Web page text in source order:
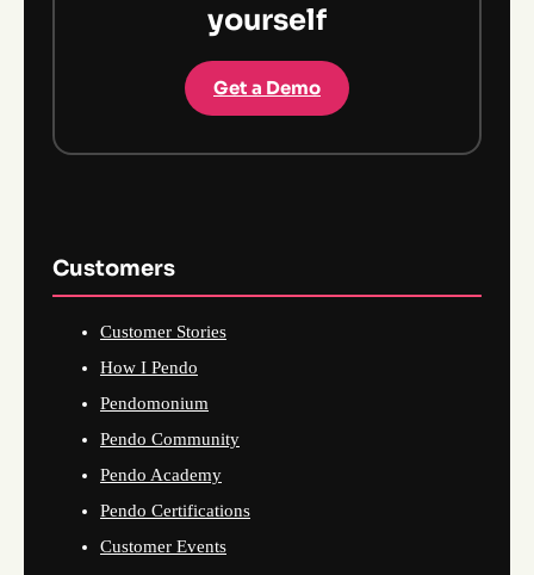
yourself
Get a Demo
Customers
Customer Stories
How I Pendo
Pendomonium
Pendo Community
Pendo Academy
Pendo Certifications
Customer Events